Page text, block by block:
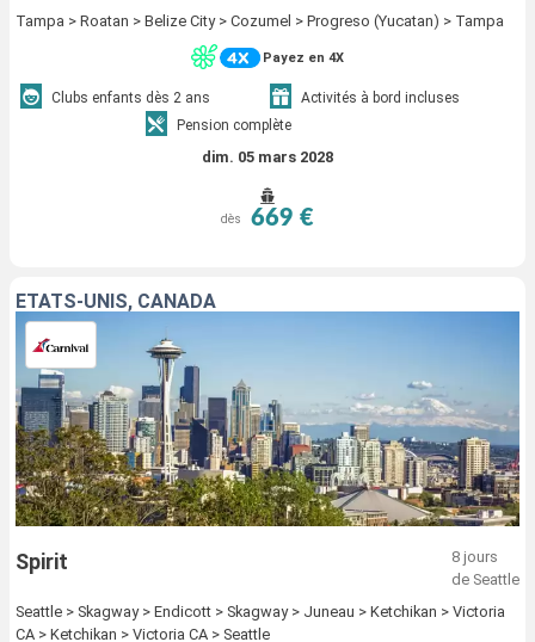
Tampa > Roatan > Belize City > Cozumel > Progreso (Yucatan) > Tampa
Payez en 4X
Clubs enfants dès 2 ans
Activités à bord incluses
Pension complète
dim. 05 mars 2028
dès 669 €
ÉTATS-UNIS, CANADA
Spirit
8 jours
de Seattle
Seattle > Skagway > Endicott > Skagway > Juneau > Ketchikan > Victoria
CA > Ketchikan > Victoria CA > Seattle